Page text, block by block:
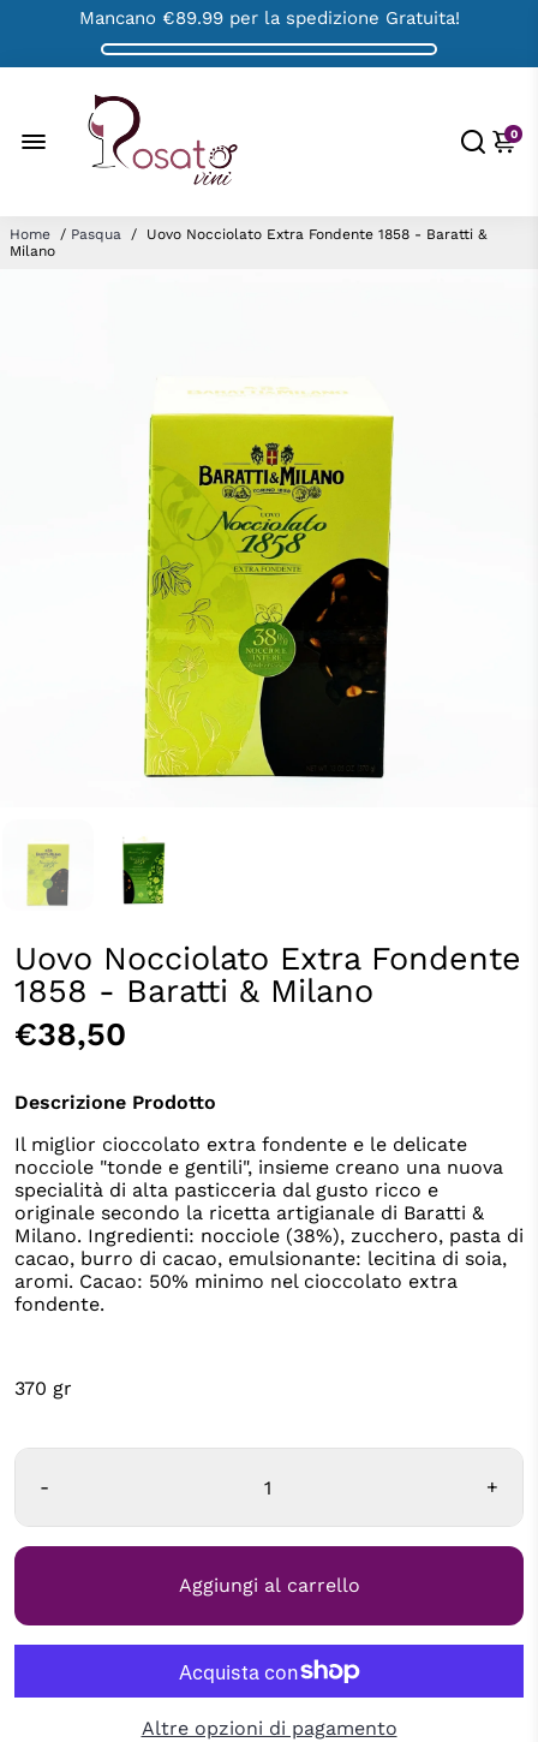
Mancano €89.99per la spedizione Gratuita!
0
Home / Pasqua /
Uovo Nocciolato Extra Fondente 1858 - Baratti &
Milano
Uovo Nocciolato Extra Fondente
1858 - Baratti & Milano
€38,50
Descrizione Prodotto
Il miglior cioccolato extra fondente e le delicate
nocciole "tonde e gentili", insieme creano una nuova
specialità di alta pasticceria dal gusto ricco e
originale secondo la ricetta artigianale di Baratti &
Milano. Ingredienti: nocciole (38%), zucchero, pasta di
cacao, burro di cacao, emulsionante: lecitina di soia,
aromi. Cacao: 50% minimo nel cioccolato extra
fondente.
370 gr
- +
Aggiungi al carrello
Altre opzioni di pagamento